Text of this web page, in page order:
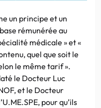
un principe et un
rémunérée au
médicale » et «
quel que soit le
le même tarif ».
le Docteur Luc
et le Docteur
pour qu’ils